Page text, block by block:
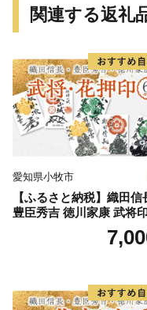
関連する返礼
愛知県小牧市
【ふるさと納税】織田信
豊臣秀吉 徳川家康 武将
押印 6枚 セット イラスト
国 武将 小牧山城 墨絵 龍
グッズ 愛知県 小牧市 お
寄せ 送料無料